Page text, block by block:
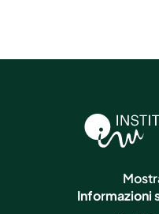
Informazioni